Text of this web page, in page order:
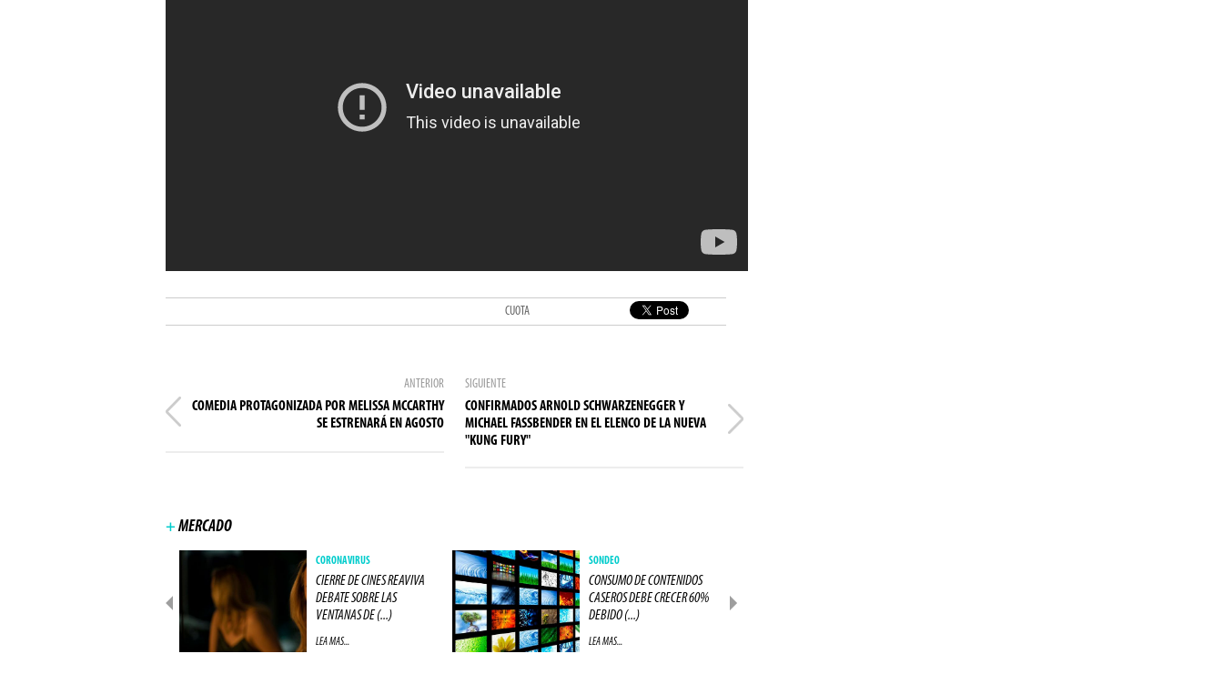
CUOTA
ANTERIOR
COMEDIA PROTAGONIZADA POR MELISSA MCCARTHY
SE ESTRENARÁ EN AGOSTO
SIGUIENTE
CONFIRMADOS ARNOLD SCHWARZENEGGER Y
MICHAEL FASSBENDER EN EL ELENCO DE LA NUEVA
"KUNG FURY"
+MERCADO
CORONAVIRUS
CIERRE DE CINES REAVIVA
DEBATE SOBRE LAS
VENTANAS DE (...)
LEA MAS...
SONDEO
CONSUMO DE CONTENIDOS
CASEROS DEBE CRECER 60%
DEBIDO (...)
LEA MAS...